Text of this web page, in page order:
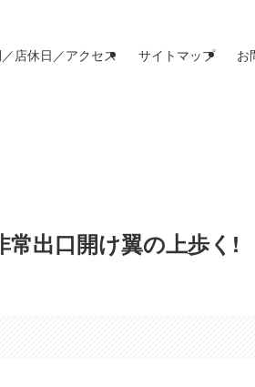
店休日／アクセス サイトマップ お
出口開け翼の上歩く!